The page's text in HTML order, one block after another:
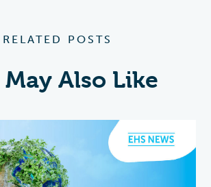
RELATED POSTS
May Also Like